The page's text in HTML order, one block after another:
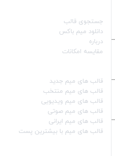
جستجوی قالب
دانلود میم باکس
درباره
مقایسه امکانات
قالب‌ های میم جدید
قالب‌ های میم منتخب
قالب‌ های میم ویدیویی
قالب‌ های میم صوتی
قالب‌ های میم ایرانی
قالب‌ های میم با بیشترین پست